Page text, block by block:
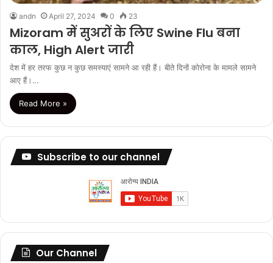
andn April 27, 2024 0 23
Mizoram में सुअरों के लिए Swine Flu बना
काल, High Alert जारी
देश में हर तरफ कुछ न कुछ समस्याएं सामने आ रही हैं। बीते दिनों कोरोना के मामले सामने
आए हैं।…
Read More »
Subscribe to our channel
Our Channel